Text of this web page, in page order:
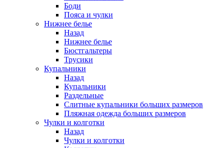
Боди
Пояса и чулки
Нижнее белье
Назад
Нижнее белье
Бюстгальтеры
Трусики
Купальники
Назад
Купальники
Раздельные
Слитные купальники больших размеров
Пляжная одежда больших размеров
Чулки и колготки
Назад
Чулки и колготки